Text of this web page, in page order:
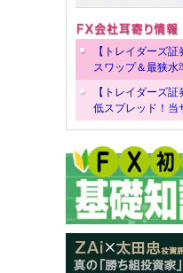
【トレイダーズ
スワップ＆最狭水
【トレイダーズ
低スプレッド！当